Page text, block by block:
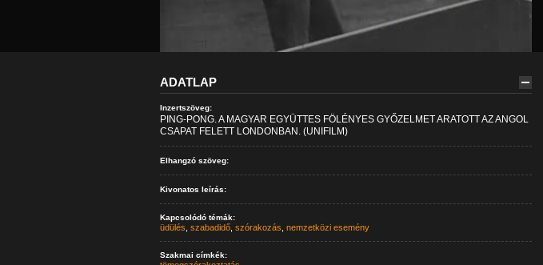
ADATLAP
Inzertszöveg:
PING-PONG. A MAGYAR EGYÜTTES FÖLÉNYES GYŐZELMET ARATOTT AZ ANGOL
CSAPAT FELETT LONDONBAN. (UNIFILM)
Elhangzó szöveg:
Kivonatos leírás:
Kapcsolódó témák:
üdülés szabadidő, szórakozás nemzetközi esemény
Szakmai címkék: